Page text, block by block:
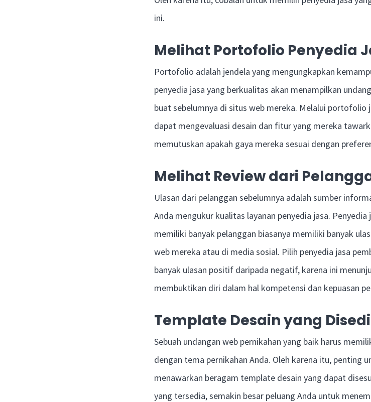
ini.
Melihat Portofolio Penyedia
Portofolio adalah jendela yang mengungkapkan
penyedia jasa yang berkualitas akan menampilkan
buat sebelumnya di situs web mereka. Melalui portofolio
dapat mengevaluasi desain dan fitur yang mereka
memutuskan apakah gaya mereka sesuai dengan
Melihat Review dari
Ulasan dari pelanggan sebelumnya adalah sumber
Anda mengukur kualitas layanan penyedia jasa.
memiliki banyak pelanggan biasanya memiliki banyak
web mereka atau di media sosial. Pilih penyedia jasa
banyak ulasan positif daripada negatif, karena ini
membuktikan diri dalam hal kompetensi dan kepuasan
Template Desain yang
Sebuah undangan web pernikahan yang baik harus
dengan tema pernikahan Anda. Oleh karena itu, penting
menawarkan beragam template desain yang dapat
yang tersedia, semakin besar peluang Anda untuk